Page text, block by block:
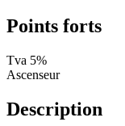
Points forts
Tva 5%
Ascenseur
Description